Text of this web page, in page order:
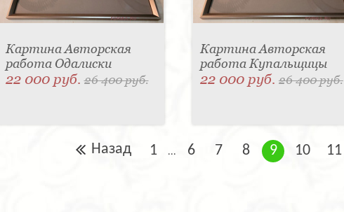
Картина Авторская
работа Одалиски
22 000 руб.26 400 руб.
Картина Авторская
работа Купальщицы
22 000 руб. 26 400 руб.
Назад 1 ... 6 7 8 9 10 11